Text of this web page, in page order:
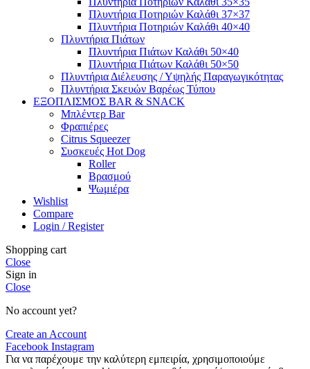
Πλυντήρια Ποτηριών Καλάθι 37×37
Πλυντήρια Ποτηριών Καλάθι 40×40
Πλυντήρια Πιάτων
Πλυντήρια Πιάτων Καλάθι 50×40
Πλυντήρια Πιάτων Καλάθι 50×50
Πλυντήρια Διέλευσης / Υψηλής Παραγωγικότητας
Πλυντήρια Σκευών Βαρέως Τύπου
ΕΞΟΠΛΙΣΜΟΣ BAR & SNACK
Μπλέντερ Bar
Φραπιέρες
Citrus Squeezer
Συσκευές Hot Dog
Roller
Βρασμού
Ψωμιέρα
Wishlist
Compare
Login / Register
Shopping cart
Close
Sign in
Close
No account yet?
Create an Account
Facebook Instagram
Για να παρέχουμε την καλύτερη εμπειρία, χρησιμοποιούμε